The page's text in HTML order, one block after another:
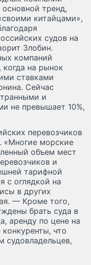
тренд,
китайцами»,
судов на
Злобин.
компаний
на рынок
ставками
Сейчас
и
не превышает 10%,
перевозчиков
«Многие морские
объем мест
и
тарифной
с оглядкой на
в других
— Кроме того,
брать суда в
аренду по цене на
что
судовладельцев,